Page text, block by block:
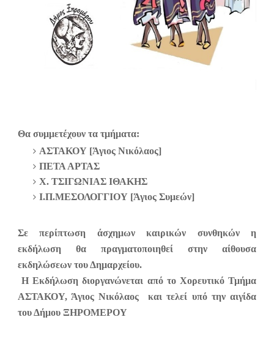
Θα συμμετέχουν τα τμήματα:
ΑΣΤΑΚΟΥ [Άγιος Νικόλαος]
ΠΕΤΑ ΑΡΤΑΣ
Χ. ΤΣΙΓΩΝΙΑΣ ΙΘΑΚΗΣ
Ι.Π.ΜΕΣΟΛΟΓΓΙΟΥ [Άγιος Συμεών]
Σε περίπτωση άσχημων καιρικών συνθηκών η
εκδήλωση θα πραγματοποιηθεί στην αίθουσα
εκδηλώσεων του Δημαρχείου.
Η Εκδήλωση διοργανώνεται από το Χορευτικό Τμήμα
ΑΣΤΑΚΟΥ, Άγιος Νικόλαος και τελεί υπό την αιγίδα
του Δήμου ΞΗΡΟΜΕΡΟΥ